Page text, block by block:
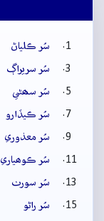
سُر ڪلياڻ
سُر سريراڳ
سُر سھڻي
سُر ڪيڏارو
سُر معذوري
سُر ڪوھياري
سُر سورٺ
سُر راڻو